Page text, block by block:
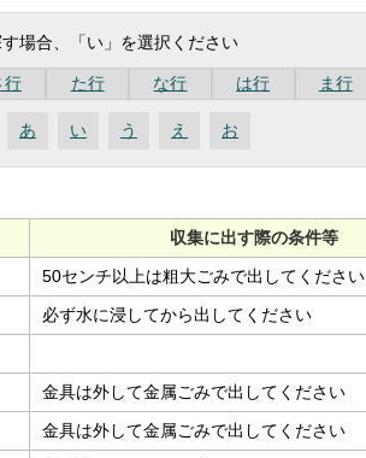
す場合、「い」を選択ください
行 た行 な行 は行 ま行
あ い う え お
収集に出す際の条件等
50センチ以上は粗大ごみで出してください
必ず水に浸してから出してください
金具は外して金属ごみで出してください
金具は外して金属ごみで出してください